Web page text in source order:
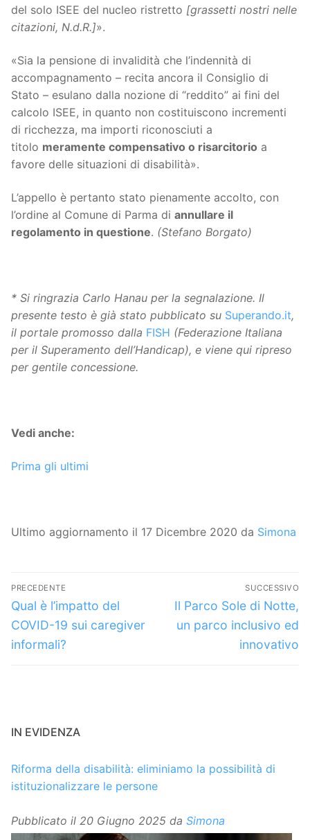
del solo ISEE del nucleo ristretto [grassetti nostri nelle
citazioni, N.d.R.]».
«Sia la pensione di invalidità che l’indennità di
accompagnamento – recita ancora il Consiglio di
Stato – esulano dalla nozione di “reddito” ai fini del
calcolo ISEE, in quanto non costituiscono incrementi
di ricchezza, ma importi riconosciuti a
titolo meramente compensativo o risarcitorio a
favore delle situazioni di disabilità».
L’appello è pertanto stato pienamente accolto, con
l’ordine al Comune di Parma di annullare il
regolamento in questione. (Stefano Borgato)
* Si ringrazia Carlo Hanau per la segnalazione. Il
presente testo è già stato pubblicato su Superando.it,
il portale promosso dalla FISH (Federazione Italiana
per il Superamento dell’Handicap), e viene qui ripreso
per gentile concessione.
Vedi anche:
Prima gli ultimi
Ultimo aggiornamento il 17 Dicembre 2020 da Simona
Navigazione
articoli
PRECEDENTE
Articolo
precedente:
Qual è l’impatto del
COVID-19 sui caregiver
informali?
SUCCESSIVO
Articolo
successivo:
Il Parco Sole di Notte,
un parco inclusivo ed
innovativo
IN EVIDENZA
Riforma della disabilità: eliminiamo la possibilità di
istituzionalizzare le persone
Pubblicato il 20 Giugno 2025 da Simona